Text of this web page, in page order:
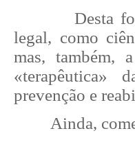
Desta
legal, como
mas, também,
«terapêutica»
prevenção e
Ainda,